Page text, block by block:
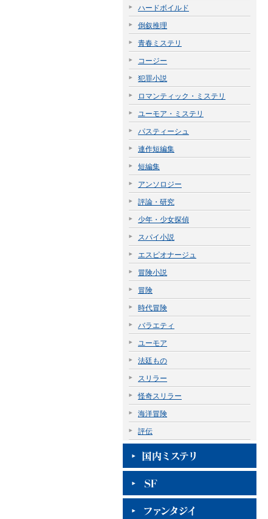
ハードボイルド
倒叙推理
青春ミステリ
コージー
犯罪小説
ロマンティック・ミステリ
ユーモア・ミステリ
パスティーシュ
連作短編集
短編集
アンソロジー
評論・研究
少年・少女探偵
スパイ小説
エスピオナージュ
冒険小説
冒険
時代冒険
バラエティ
ユーモア
法廷もの
スリラー
怪奇スリラー
海洋冒険
評伝